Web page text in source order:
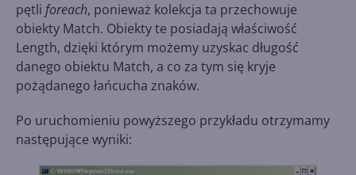
pętli foreach, ponieważ kolekcja ta przechowuje
obiekty Match. Obiekty te posiadają właściwość
Length, dzięki którym możemy uzyskac długość
danego obiektu Match, a co za tym się kryje
pożądanego łańcucha znaków.
Po uruchomieniu powyższego przykładu otrzymamy
następujące wyniki: